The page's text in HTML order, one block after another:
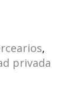
,
privada